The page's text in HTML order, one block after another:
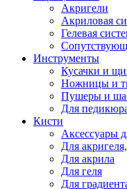
Акригели
Акриловая
Гелевая
Инструменты
Кусачки и
Ножницы и
Пушеры и
Для
Кисти
Аксессуары
Для
Для акрила
Для геля
Для